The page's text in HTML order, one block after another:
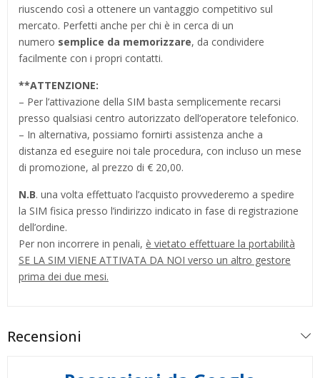
riuscendo così a ottenere un vantaggio competitivo sul
mercato. Perfetti anche per chi è in cerca di un
numero semplice da memorizzare, da condividere
facilmente con i propri contatti.
**ATTENZIONE:
– Per l’attivazione della SIM basta semplicemente recarsi
presso qualsiasi centro autorizzato dell’operatore telefonico.
– In alternativa, possiamo fornirti assistenza anche a
distanza ed eseguire noi tale procedura, con incluso un mese
di promozione, al prezzo di € 20,00.
N.B. una volta effettuato l’acquisto provvederemo a spedire
la SIM fisica presso l’indirizzo indicato in fase di registrazione
dell’ordine.
Per non incorrere in penali, è vietato effettuare la portabilità
SE LA SIM VIENE ATTIVATA DA NOI verso un altro gestore
prima dei due mesi.
Recensioni